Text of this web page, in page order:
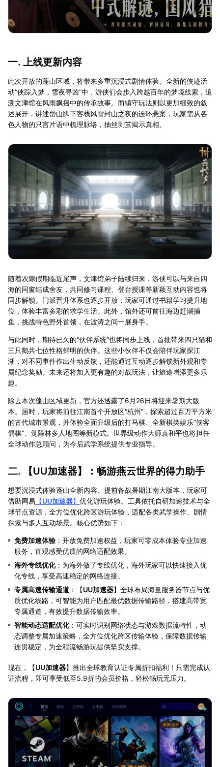
一. 上线更新内容
此次开放的蓬山区域，将带来多重沉浸式剧情体验。全新的侠迹活
动“侠踪入梦，雪夜寻凶”中，游侠们会步入跨越百年的梦境线索，追
溯文津馆在风雨飘摇中的传承故事。而镇守玩法则以更加细致的叙
述展开，讲述岱山脚下客栈风雪封山之夜的连环悬案，玩家需从各
色人物的只言片语中梳理脉络，抽丝剥茧揭示真相。
随着农隙假期临近尾声，文津馆弟子陆续归来，游侠可以与来自四
海的同窗结成舍友，共同修习课程、登台授课等新颖互动内容也将
同步解锁。门派晋升体系也逐步开放，玩家可通过书籍学习提升地
位，体验丰富多彩的求学生活。此外，馆外还可前往海边赶潮捕
鱼，挑战特色野外首领，在波涛之间一展身手。
与此同时，期待已久的“伙伴系统”也将同步上线，首批带来四只猫和
三只鹅共七位性格鲜明的伙伴。这些小伙伴不仅会陪伴玩家探江
湖，对不同事件作出生动反馈，还能通过互动逐步解锁新外观和专
属纪念奖励。未来还将加入更有趣的对战玩法，让旅途增添更多乐
趣。
除去本次蓬山区域更新，官方还透露了6月26日将迎来暑期大版
本。届时，玩家将前往江南首个开放区“杭州”，探索超过百万平方米
的古代城市景观，并体验全面升级后的打马棋、全新棋类娱乐“侠客
偶棋”、觉障林多人地图等新模式。世界级动作大师袁和平也将担任
全球动作总顾问，为今后武学系统提供专业指导。
二. 【UU加速器】：畅游燕云世界的得力助手
想要沉浸式体验蓬山全新内容、提前备战暑期江南大版本，玩家可
借助网易 【UU加速器】 优化游玩体验。工具依托自研加速技术与全
球节点资源，全方位优化跨区游玩体验，适配各类武学操作、剧情
探索与多人互动场景。核心优势如下：
免费加速体验 ：开放免费加速权益，玩家可零成本体验专业加速
服务，直观感受优质的网络适配效果。
海外专线优化：为海外做了专线优化，海外玩家可以快速接入优
化专线，享受高速稳定的网络连接。
专属高速传输通道 ：【UU加速器】全球布局海量服务器节点与优
质优化线路，可智能为用户匹配最优数据传输路径，搭建高带宽
专属通道，有效提升数据传输效率。
智能动态适配优化：可实时识别网络状态与游戏数据流特性，动
态调整专属加速策略，全方位优化跨区传输体验，保障数据传输
连贯稳定，为全程流畅游玩提供坚实支撑。
现在，【UU加速器】推出全球教育认证专属折扣福利！只需完成认
证流程，即可享受低至5.9折的会员价格，轻松畅玩无压力。